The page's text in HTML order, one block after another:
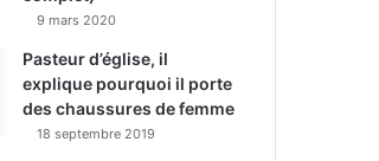
9 mars 2020
Pasteur d’église, il
explique pourquoi il porte
des chaussures de femme
18 septembre 2019